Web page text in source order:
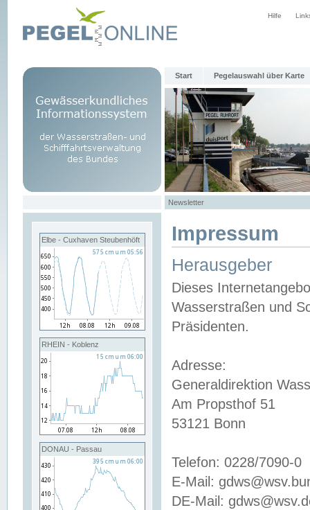
Hilfe
Start Pegelauswahl über Karte
Newsletter
Elbe - Cuxhaven Steubenhöft
RHEIN - Koblenz
DONAU - Passau
Impressum
Herausgeber
Dieses
Wasserstraßen und
Präsidenten.
Adresse:
Generaldirektion
Am Propsthof 51
53121 Bonn
Telefon: 0228/7090-0
E-Mail:
DE-Mail: